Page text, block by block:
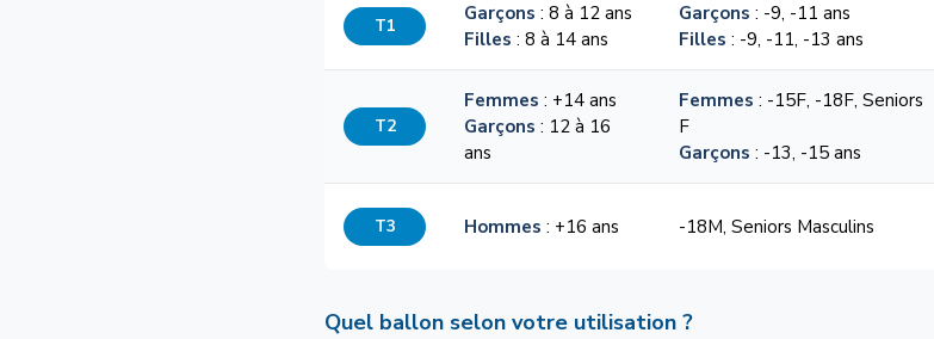
T1
Garçons : 8 à 12 ans
Filles : 8 à 14 ans
Garçons : -9, -11 ans
Filles : -9, -11, -13 ans
T2
Femmes : +14 ans
Garçons : 12 à 16
ans
Femmes : -15F, -18F, Seniors
F
Garçons : -13, -15 ans
T3 Hommes : +16 ans -18M, Seniors Masculins
Quel ballon selon votre utilisation ?